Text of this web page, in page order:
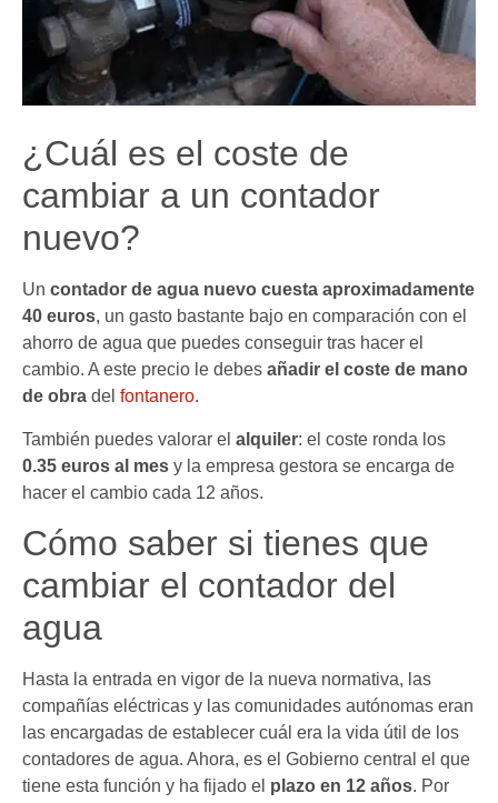
¿Cuál es el coste de
cambiar a un contador
nuevo?
Un contador de agua nuevo cuesta aproximadamente
40 euros, un gasto bastante bajo en comparación con el
ahorro de agua que puedes conseguir tras hacer el
cambio. A este precio le debes añadir el coste de mano
de obra del fontanero.
También puedes valorar el alquiler: el coste ronda los
0.35 euros al mes y la empresa gestora se encarga de
hacer el cambio cada 12 años.
Cómo saber si tienes que
cambiar el contador del
agua
Hasta la entrada en vigor de la nueva normativa, las
compañías eléctricas y las comunidades autónomas eran
las encargadas de establecer cuál era la vida útil de los
contadores de agua. Ahora, es el Gobierno central el que
tiene esta función y ha fijado el plazo en 12 años. Por